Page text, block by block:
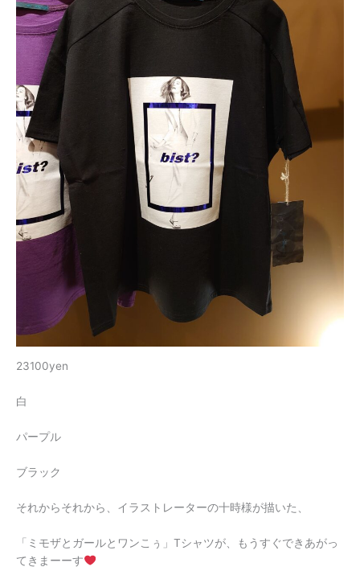
23100yen
白
パープル
ブラック
それからそれから、イラストレーターの十時様が描いた、
「ミモザとガールとワンこぅ」Tシャツが、もうすぐできあがっ
てきまーーす